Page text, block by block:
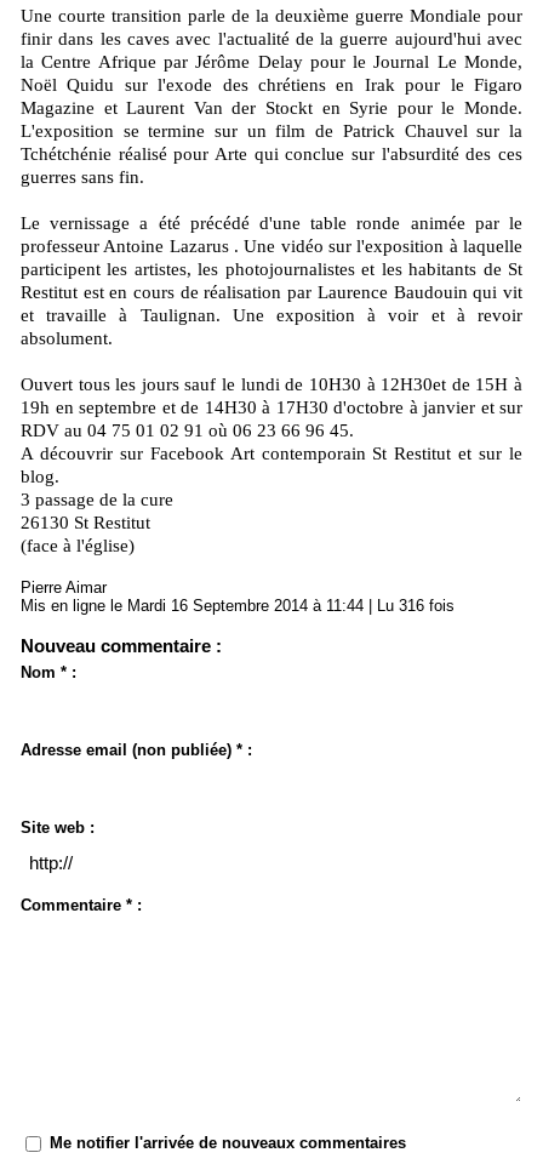
Une courte transition parle de la deuxième guerre Mondiale pour
finir dans les caves avec l'actualité de la guerre aujourd'hui avec
la Centre Afrique par Jérôme Delay pour le Journal Le Monde,
Noël Quidu sur l'exode des chrétiens en Irak pour le Figaro
Magazine et Laurent Van der Stockt en Syrie pour le Monde.
L'exposition se termine sur un film de Patrick Chauvel sur la
Tchétchénie réalisé pour Arte qui conclue sur l'absurdité des ces
guerres sans fin.
Le vernissage a été précédé d'une table ronde animée par le
professeur Antoine Lazarus . Une vidéo sur l'exposition à laquelle
participent les artistes, les photojournalistes et les habitants de St
Restitut est en cours de réalisation par Laurence Baudouin qui vit
et travaille à Taulignan. Une exposition à voir et à revoir
absolument.
Ouvert tous les jours sauf le lundi de 10H30 à 12H30et de 15H à
19h en septembre et de 14H30 à 17H30 d'octobre à janvier et sur
RDV au 04 75 01 02 91 où 06 23 66 96 45.
A découvrir sur Facebook Art contemporain St Restitut et sur le
blog.
3 passage de la cure
26130 St Restitut
(face à l'église)
Pierre Aimar
Mis en ligne le Mardi 16 Septembre 2014 à 11:44 | Lu 316 fois
Nouveau commentaire :
Nom * :
Adresse email (non publiée) * :
Site web :
Commentaire * :
Me notifier l'arrivée de nouveaux commentaires